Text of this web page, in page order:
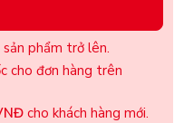
phẩm trở lên.
cho đơn hàng trên
cho khách hàng mới.